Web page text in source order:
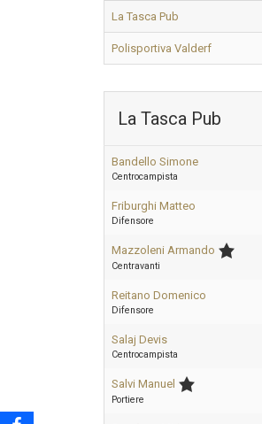
La Tasca Pub
Polisportiva Valderf
La Tasca Pub
Bandello Simone
Centrocampista
Friburghi Matteo
Difensore
Mazzoleni Armando
Centravanti
Reitano Domenico
Difensore
Salaj Devis
Centrocampista
Salvi Manuel
Portiere